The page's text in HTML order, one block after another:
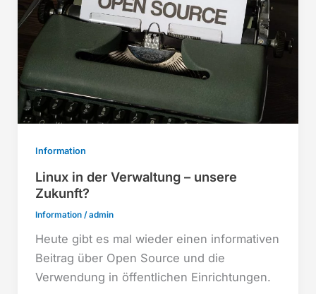
Information
Linux in der Verwaltung – unsere
Zukunft?
Information/admin
Heute gibt es mal wieder einen informativen
Beitrag über Open Source und die
Verwendung in öffentlichen Einrichtungen.